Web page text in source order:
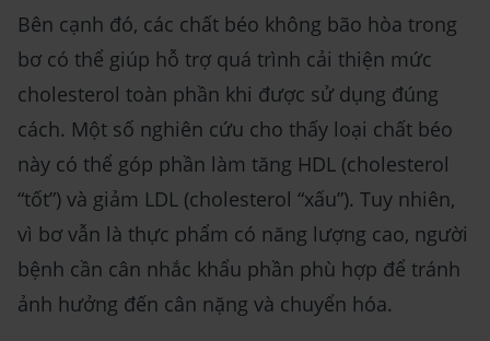
Bên cạnh đó, các chất béo không bão hòa trong
bơ có thể giúp hỗ trợ quá trình cải thiện mức
cholesterol toàn phần khi được sử dụng đúng
cách. Một số nghiên cứu cho thấy loại chất béo
này có thể góp phần làm tăng HDL (cholesterol
“tốt”) và giảm LDL (cholesterol “xấu”). Tuy nhiên,
vì bơ vẫn là thực phẩm có năng lượng cao, người
bệnh cần cân nhắc khẩu phần phù hợp để tránh
ảnh hưởng đến cân nặng và chuyển hóa.